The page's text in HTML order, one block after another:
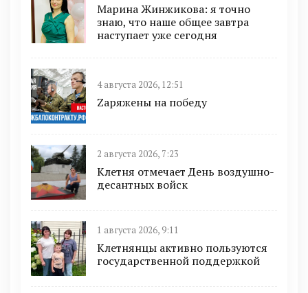
Марина Жинжикова: я точно
знаю, что наше общее завтра
наступает уже сегодня
4 августа 2026, 12:51
Zаряжены на победу
2 августа 2026, 7:23
Клетня отмечает День воздушно-
десантных войск
1 августа 2026, 9:11
Клетнянцы активно пользуются
государственной поддержкой